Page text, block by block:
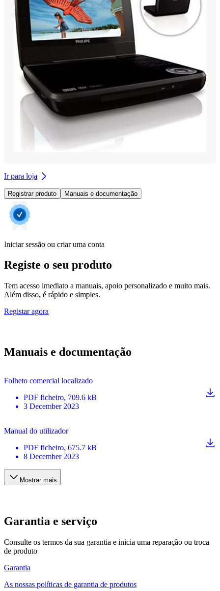
Ir para loja
Registrar produto Manuais e documentação
Iniciar sessão ou criar uma conta
Registe o seu produto
Tem acesso imediato a manuais, apoio personalizado e muito mais.
Além disso, é rápido e simples.
Registar agora
Manuais e documentação
Folheto comercial localizado
PDF ficheiro, 709.6 kB
3 December 2023
Manual do utilizador
PDF ficheiro, 675.7 kB
8 December 2023
Mostrar mais
Garantia e serviço
Consulte os termos da sua garantia e inicia uma reparação ou troca
de produto
Garantia
As nossas políticas de garantia de produtos